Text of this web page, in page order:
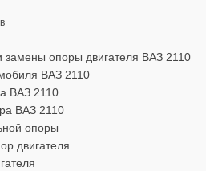
замены опоры двигателя ВАЗ 2110
ВАЗ 2110
ВАЗ 2110
ВАЗ 2110
опоры
двигателя